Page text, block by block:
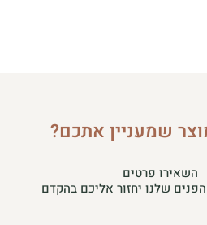
שמעניין אתכם?
השאירו פרטים
שלנו יחזור אליכם בהקדם